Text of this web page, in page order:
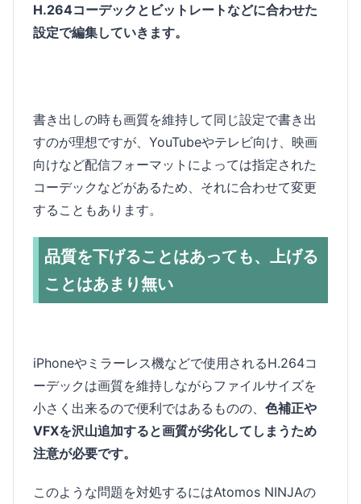
H.264コーデックとビットレートなどに合わせた
設定で編集していきます。
書き出しの時も画質を維持して同じ設定で書き出
すのが理想ですが、YouTubeやテレビ向け、映画
向けなど配信フォーマットによっては指定された
コーデックなどがあるため、それに合わせて変更
することもあります。
品質を下げることはあっても、上げる
ことはあまり無い
iPhoneやミラーレス機などで使用されるH.264コ
ーデックは画質を維持しながらファイルサイズを
小さく出来るので便利ではあるものの、 色補正や
VFXを沢山追加すると画質が劣化してしまうため
注意が必要です。
このような問題を対処するにはAtomos NINJAの